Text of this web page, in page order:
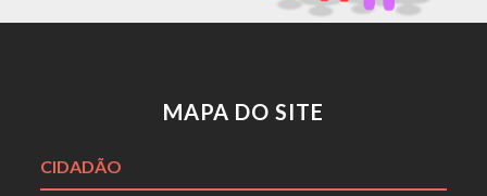
MAPA DO SITE
CIDADÃO